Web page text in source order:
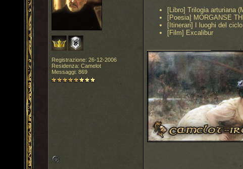
Registrazione: 26-12-2006
Residenza: Camelot
Messaggi: 869
[Libro] Trilogia arturiana
[Poesia] MORGANSE
[Itinerari] I luoghi del
[Film] Excalibur